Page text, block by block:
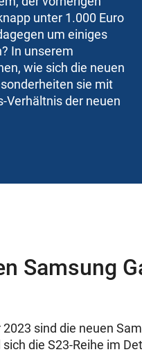
unter 1.000 Euro
um einiges
In unserem
wie sich die neuen
sie mit
Verhältnis der neuen
Samsung
sind die neuen
die S23-Reihe im